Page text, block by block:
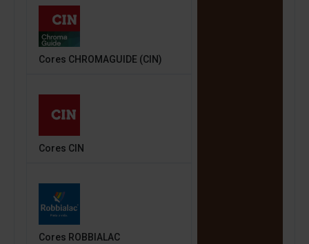
Cores CHROMAGUIDE (CIN)
Cores CIN
Cores ROBBIALAC